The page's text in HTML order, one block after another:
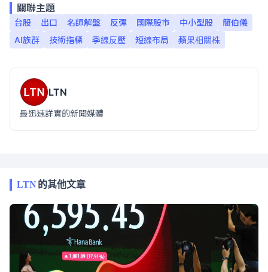
關聯主題
台股 出口 名師解盤 反彈 國際股市 中小型股
簡伯儀
AI族群
技術指標 季線反壓 短線布局 蘋果相關株
LTN
最迅速詳實的新聞媒體
LTN的其他文章